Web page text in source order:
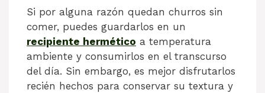
Si por alguna razón quedan churros sin
comer, puedes guardarlos en un
recipiente hermético a temperatura
ambiente y consumirlos en el transcurso
del día. Sin embargo, es mejor disfrutarlos
recién hechos para conservar su textura y